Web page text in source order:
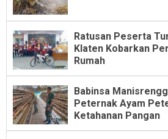
Ratusan Peserta
Klaten Kobarkan
Rumah
Babinsa
Peternak Ayam
Ketahanan Pangan